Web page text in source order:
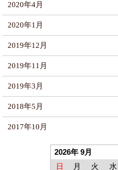
2020年4月
2020年1月
2019年12月
2019年11月
2019年3月
2018年5月
2017年10月
2026年 9月
日
月 火 水